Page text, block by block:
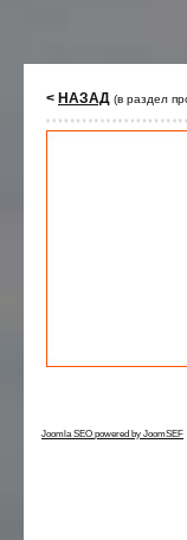
< НАЗАД (в раздел
Joomla SEO powered by JoomSEF